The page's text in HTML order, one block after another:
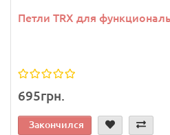
Петли TRX для
695грн.
Закончился